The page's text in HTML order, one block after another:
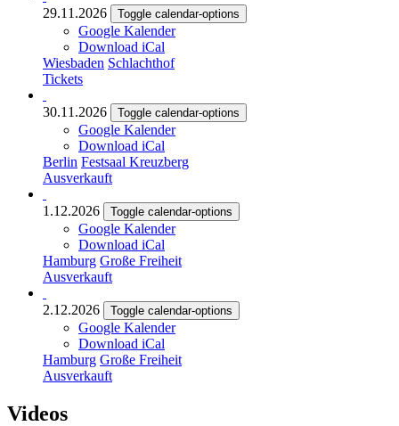
29.11.2026 Toggle calendar-options
Google Kalender
Download iCal
Wiesbaden Schlachthof
Tickets
30.11.2026 Toggle calendar-options
Google Kalender
Download iCal
Berlin Festsaal Kreuzberg
Ausverkauft
1.12.2026 Toggle calendar-options
Google Kalender
Download iCal
Hamburg Große Freiheit
Ausverkauft
2.12.2026 Toggle calendar-options
Google Kalender
Download iCal
Hamburg Große Freiheit
Ausverkauft
Videos